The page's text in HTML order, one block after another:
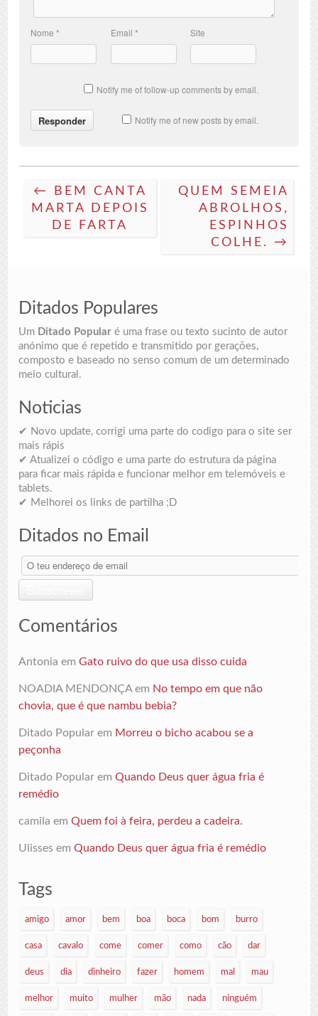
Nome* Email * Site
Notify me of follow-up comments by email.
Notify me of new posts by email.
← BEM CANTA
MARTA DEPOIS
DE FARTA
QUEM SEMEIA
ABROLHOS,
ESPINHOS
COLHE. →
Ditados Populares
Um Ditado Popular é uma frase ou texto sucinto de autor
anónimo que é repetido e transmitido por gerações,
composto e baseado no senso comum de um determinado
meio cultural.
Noticias
✔ Novo update, corrigi uma parte do codigo para o site ser
mais rápis
✔ Atualizei o código e uma parte do estrutura da página
para ficar mais rápida e funcionar melhor em telemóveis e
tablets.
✔ Melhorei os links de partilha ;D
Ditados no Email
O
teu
de
email
Comentários
Antonia emGato ruivo do que usa disso cuida
NOADIA MENDONÇAem No tempo em que não
chovia, que é que nambu bebia?
Ditado Popular em Morreu o bicho acabou se a
peçonha
Ditado Popular emQuando Deus quer água fria é
remédio
camila emQuem foi à feira, perdeu a cadeira.
Ulisses emQuando Deus quer água fria é remédio
Tags
amigo amor bem boa boca bom burro
casa cavalo come comer como cão dar
deus dia dinheiro fazer homem mal mau
melhor muito mulher mão nada ninguém